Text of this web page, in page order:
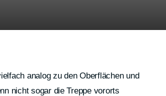
analog zu den Oberflächen und
nicht sogar die Treppe vororts